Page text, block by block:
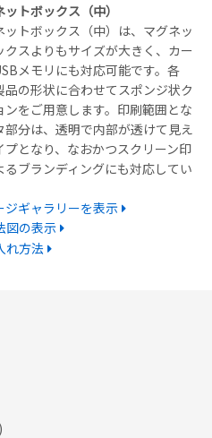
ットボックス（中）
ットボックス（中）は、マグネッ
クスよりもサイズが大きく、カー
メモリにも対応可能です。各
品の形状に合わせてスポンジ状ク
ンをご用意します。印刷範囲とな
部分は、透明で内部が透けて見え
プとなり、なおかつスクリーン印
るブランディングにも対応してい
ジギャラリーを表示
図の表示
れ方法